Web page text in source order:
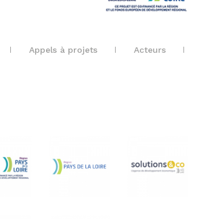
Appels à projets Acteurs